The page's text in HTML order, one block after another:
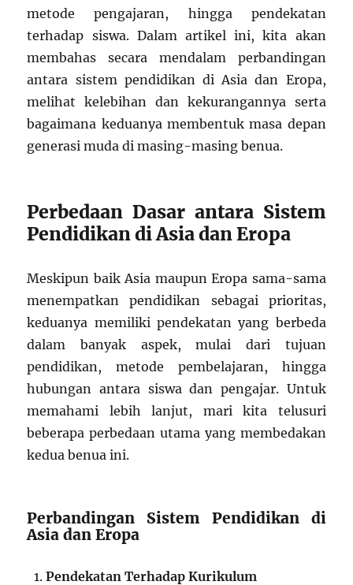
metode pengajaran, hingga pendekatan
terhadap siswa. Dalam artikel ini, kita akan
membahas secara mendalam perbandingan
antara sistem pendidikan di Asia dan Eropa,
melihat kelebihan dan kekurangannya serta
bagaimana keduanya membentuk masa depan
generasi muda di masing-masing benua.
Perbedaan Dasar antara Sistem
Pendidikan di Asia dan Eropa
Meskipun baik Asia maupun Eropa sama-sama
menempatkan pendidikan sebagai prioritas,
keduanya memiliki pendekatan yang berbeda
dalam banyak aspek, mulai dari tujuan
pendidikan, metode pembelajaran, hingga
hubungan antara siswa dan pengajar. Untuk
memahami lebih lanjut, mari kita telusuri
beberapa perbedaan utama yang membedakan
kedua benua ini.
Perbandingan Sistem Pendidikan di
Asia dan Eropa
Pendekatan Terhadap Kurikulum